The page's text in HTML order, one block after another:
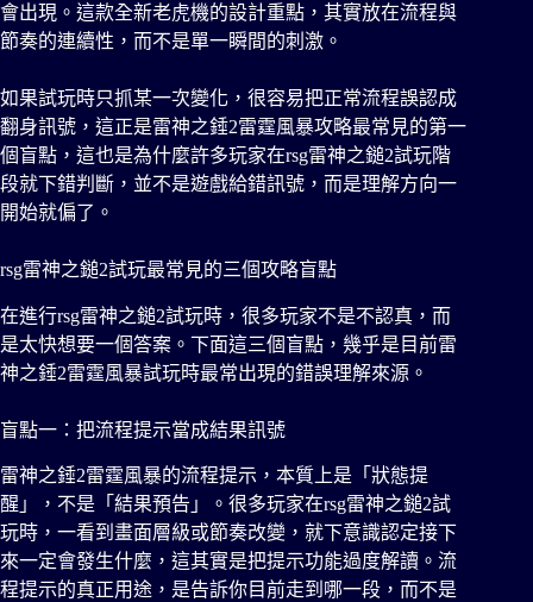
會出現。這款全新老虎機的設計重點，其實放在流程與
節奏的連續性，而不是單一瞬間的刺激。
如果試玩時只抓某一次變化，很容易把正常流程誤認成
翻身訊號，這正是雷神之錘2雷霆風暴攻略最常見的第一
個盲點，這也是為什麼許多玩家在rsg雷神之鎚2試玩階
段就下錯判斷，並不是遊戲給錯訊號，而是理解方向一
開始就偏了。
rsg雷神之鎚2試玩最常見的三個攻略盲點
在進行rsg雷神之鎚2試玩時，很多玩家不是不認真，而
是太快想要一個答案。下面這三個盲點，幾乎是目前雷
神之錘2雷霆風暴試玩時最常出現的錯誤理解來源。
盲點一：把流程提示當成結果訊號
雷神之錘2雷霆風暴的流程提示，本質上是「狀態提
醒」，不是「結果預告」。很多玩家在rsg雷神之鎚2試
玩時，一看到畫面層級或節奏改變，就下意識認定接下
來一定會發生什麼，這其實是把提示功能過度解讀。流
程提示的真正用途，是告訴你目前走到哪一段，而不是